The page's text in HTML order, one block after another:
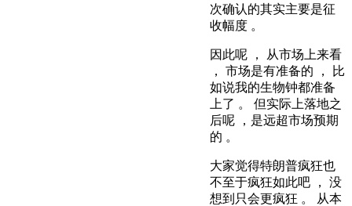
次确认的其实主要是征
收幅度 。
因此呢 ， 从市场上来看
， 市场是有准备的 ， 比
如说我的生物钟都准备
上了 。 但实际上落地之
后呢 ，是远超市场预期
的 。
大家觉得特朗普疯狂也
不至于疯狂如此吧 ， 没
想到只会更疯狂 。 从本